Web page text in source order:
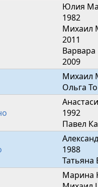
Юлия
1982
Михаил
2011
2009
Михаил
Ольга
1992
Павел
1988
Татьяна
Марина